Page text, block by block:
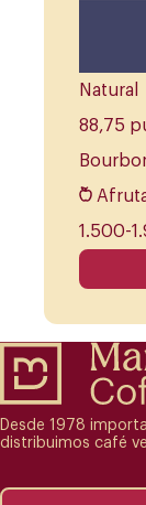
Natural
88,75
1.500-
Desde 1978
distribuimos café